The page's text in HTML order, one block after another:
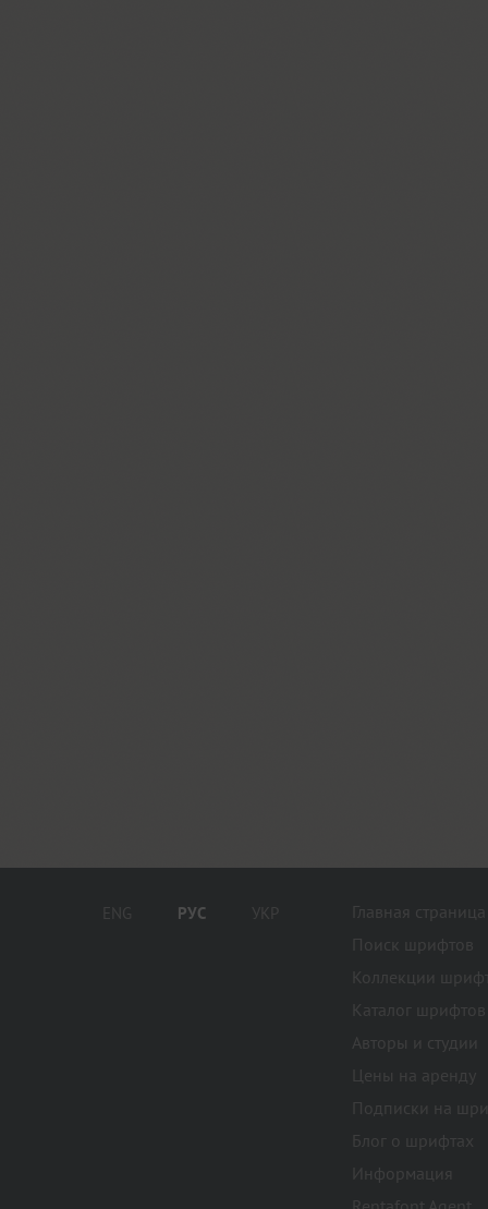
ENG РУС УКР
Главная страница
Поиск шрифтов
Коллекции
Каталог шрифтов
Авторы и студии
Цены на аренду
Подписки на
Блог о шрифтах
Информация